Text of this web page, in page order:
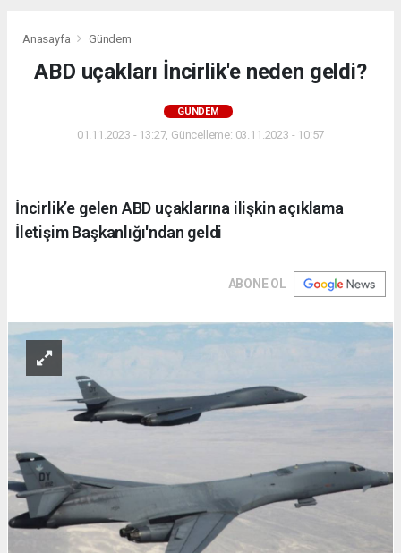
Anasayfa Gündem
ABD uçakları İncirlik'e neden geldi?
GÜNDEM
01.11.2023 - 13:27, Güncelleme: 03.11.2023 - 10:57
İncirlik’e gelen ABD uçaklarına ilişkin açıklama
İletişim Başkanlığı'ndan geldi
ABONE OL